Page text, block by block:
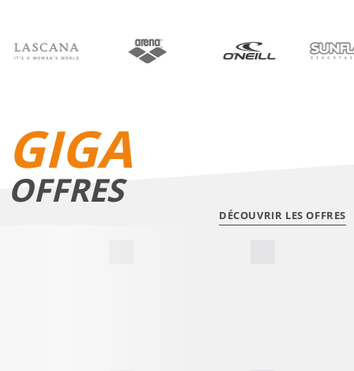
GIGA
OFFRES
DÉCOUVRIR LES OFFRES